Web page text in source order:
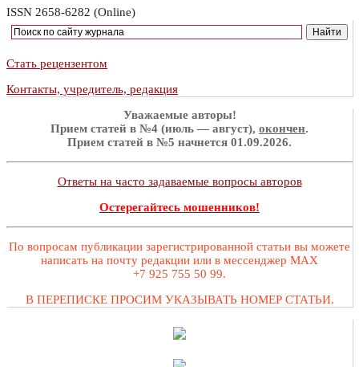
ISSN 2658-6282 (Online)
Стать рецензентом
Контакты, учредитель, редакция
Уважаемые авторы!
Прием статей в №4 (июль — август), окончен.
Прием статей в №5 начнется 01.09.2026.
Ответы на часто задаваемые вопросы авторов
Остерегайтесь мошенников!
По вопросам публикации зарегистрированной статьи вы можете
написать на почту редакции или в мессенджер MAX
+7 925 755 50 99.
В ПЕРЕПИСКЕ ПРОСИМ УКАЗЫВАТЬ НОМЕР СТАТЬИ.